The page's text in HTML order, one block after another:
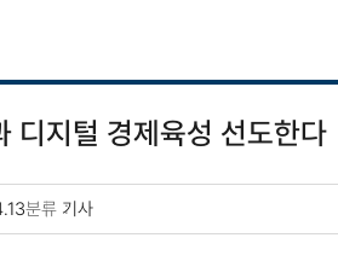
디지털 경제육성 선도한다
분류 기사